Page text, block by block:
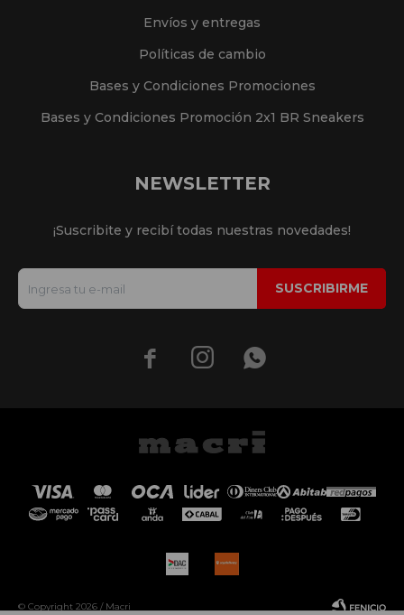
Envíos y entregas
Políticas de cambio
Bases y Condiciones Promociones
Bases y Condiciones Promoción 2x1 BR Sneakers
NEWSLETTER
¡Suscribite y recibí todas nuestras novedades!
SUSCRIBIRME
  
© Copyright 2026 / Macri